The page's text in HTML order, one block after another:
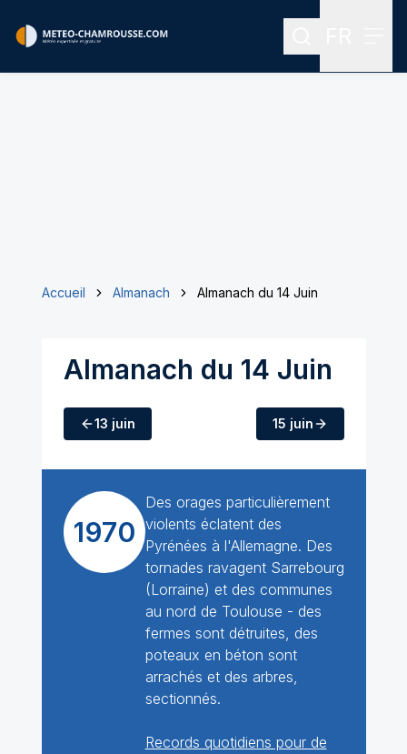
Rechercher
Accueil Almanach Almanach du 14 Juin
Almanach du 14 Juin
13 juin 15 juin
1970
Des orages particulièrement
violents éclatent des
Pyrénées à l'Allemagne. Des
tornades ravagent Sarrebourg
(Lorraine) et des communes
au nord de Toulouse - des
fermes sont détruites, des
poteaux en béton sont
arrachés et des arbres,
sectionnés.
Records quotidiens pour de